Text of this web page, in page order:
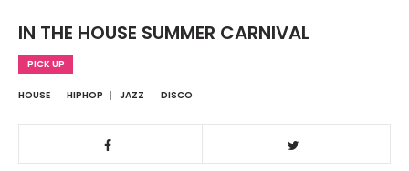
IN THE HOUSE SUMMER CARNIVAL
PICK UP
HOUSE HIPHOP JAZZ DISCO